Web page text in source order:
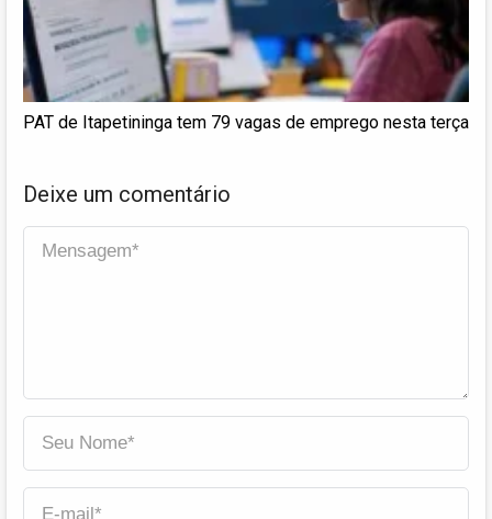
PAT de Itapetininga tem 79 vagas de emprego nesta terça
Deixe um comentário